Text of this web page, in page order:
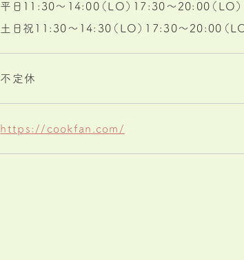
平日11:30〜14:00（LO）17:30〜20:00（LO）
土日祝11:30〜14:30（LO）17:30〜20:00（
不定休
https://cookfan.com/